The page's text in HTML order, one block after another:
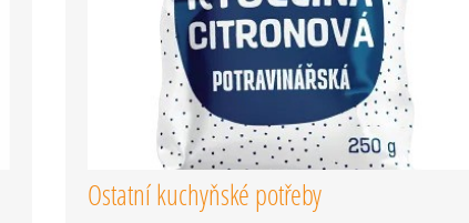
Ostatní kuchyňské potřeby